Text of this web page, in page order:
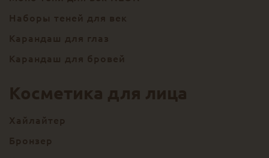
Наборы теней для век
Карандаш для глаз
Карандаш для бровей
Косметика для лица
Хайлайтер
Бронзер